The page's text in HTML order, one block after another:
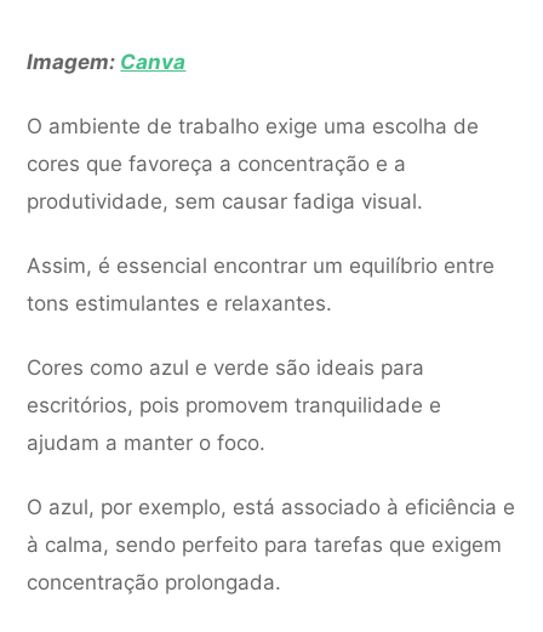
Imagem: Canva
O ambiente de trabalho exige uma escolha de
cores que favoreça a concentração e a
produtividade, sem causar fadiga visual.
Assim, é essencial encontrar um equilíbrio entre
tons estimulantes e relaxantes.
Cores como azul e verde são ideais para
escritórios, pois promovem tranquilidade e
ajudam a manter o foco.
O azul, por exemplo, está associado à eficiência e
à calma, sendo perfeito para tarefas que exigem
concentração prolongada.